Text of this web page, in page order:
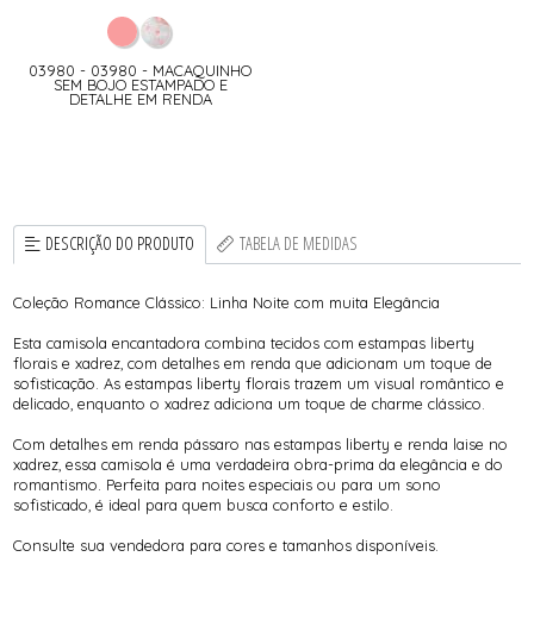
03980 - 03980 - MACAQUINHO
SEM BOJO ESTAMPADO E
DETALHE EM RENDA
DESCRIÇÃO DO PRODUTO TABELA DE MEDIDAS
Coleção Romance Clássico: Linha Noite com muita Elegância
Esta camisola encantadora combina tecidos com estampas liberty
florais e xadrez, com detalhes em renda que adicionam um toque de
sofisticação. As estampas liberty florais trazem um visual romântico e
delicado, enquanto o xadrez adiciona um toque de charme clássico.
Com detalhes em renda pássaro nas estampas liberty e renda laise no
xadrez, essa camisola é uma verdadeira obra-prima da elegância e do
romantismo. Perfeita para noites especiais ou para um sono
sofisticado, é ideal para quem busca conforto e estilo.
Consulte sua vendedora para cores e tamanhos disponíveis.